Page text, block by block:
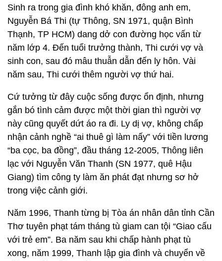
Sinh ra trong gia đình khó khăn, đông anh em,
Nguyễn Bá Thi (tự Thông, SN 1971, quận Bình
Thạnh, TP HCM) dang dở con đường học vấn từ
năm lớp 4. Đến tuổi trưởng thành, Thi cưới vợ và
sinh con, sau đó mâu thuẫn dẫn đến ly hôn. Vài
năm sau, Thi cưới thêm người vợ thứ hai.
Cứ tưởng từ đây cuộc sống được ổn định, nhưng
gắn bó tình cảm được một thời gian thì người vợ
này cũng quyết dứt áo ra đi. Ly dị vợ, không chấp
nhận cảnh nghề “ai thuê gì làm nấy” với tiền lương
“ba cọc, ba đồng”, đầu tháng 12-2005, Thông liên
lạc với Nguyễn Văn Thanh (SN 1977, quê Hậu
Giang) tìm công ty làm ăn phát đạt nhưng sơ hở
trong việc cảnh giới.
Năm 1996, Thanh từng bị Tòa án nhân dân tỉnh Cần
Thơ tuyên phạt tám tháng tù giam can tội “Giao cấu
với trẻ em”. Ba năm sau khi chấp hành phạt tù
xong, năm 1999, Thanh lập gia đình và chuyển về